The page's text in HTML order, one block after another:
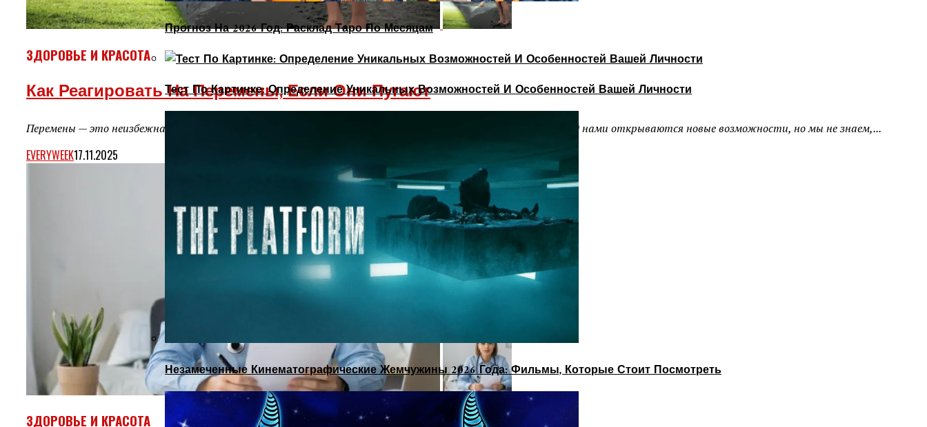
Прогноз На 2026 Год: Расклад Таро По Месяцам
Тест По Картинке: Определение Уникальных Возможностей И Особенностей Вашей Личности
Незамеченные Кинематографические Жемчужины 2026 Года: Фильмы, Которые Стоит Посмотреть
ЗДОРОВЬЕ И КРАСОТА
Как Реагировать На Перемены, Если Они Пугают
Перемены — это неизбежная часть жизни, но часто они могут вызывать страх и беспокойство. Порой перед нами открываются новые возможности, но мы не знаем,...
EVERYWEEK17.11.2025
ЗДОРОВЬЕ И КРАСОТА